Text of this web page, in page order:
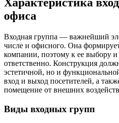
офиса
Входная группа — важнейший
числе и офисного. Она
компании, поэтому к ее выбору
ответственно. Конструкция
эстетичной, но и
вход и выход посетителей, а
помещение от внешних
Виды входных групп